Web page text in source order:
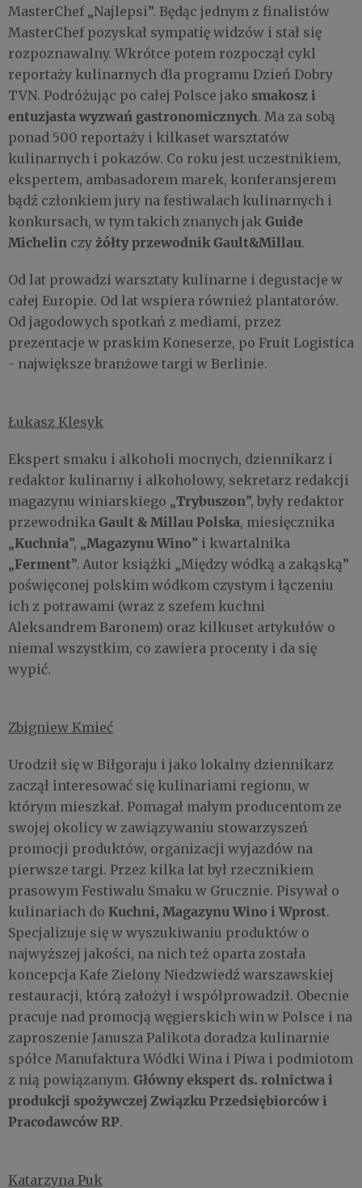
MasterChef „Najlepsi”. Będąc jednym z finalistów
MasterChef pozyskał sympatię widzów i stał się
rozpoznawalny. Wkrótce potem rozpoczął cykl
reportaży kulinarnych dla programu Dzień Dobry
TVN. Podróżując po całej Polsce jako smakosz i
entuzjasta wyzwań gastronomicznych. Ma za sobą
ponad 500 reportaży i kilkaset warsztatów
kulinarnych i pokazów. Co roku jest uczestnikiem,
ekspertem, ambasadorem marek, konferansjerem
bądź członkiem jury na festiwalach kulinarnych i
konkursach, w tym takich znanych jak Guide
Michelin czy żółty przewodnik Gault&Millau.
Od lat prowadzi warsztaty kulinarne i degustacje w
całej Europie. Od lat wspiera również plantatorów.
Od jagodowych spotkań z mediami, przez
prezentacje w praskim Koneserze, po Fruit Logistica
- największe branżowe targi w Berlinie.
Łukasz Klesyk
Ekspert smaku i alkoholi mocnych, dziennikarz i
redaktor kulinarny i alkoholowy, sekretarz redakcji
magazynu winiarskiego „Trybus​zon”, były redaktor
przewodnika Gault & Millau Polska, miesięcznika
„Kuchnia”, „Magazynu Wino” i kwartalnika
„Ferment”. Autor książki „Między wódką a zakąską”
poświęconej polskim wódkom czystym i łączeniu
ich z potrawami (wraz z szefem kuchni
Aleksandrem Baronem) oraz kilkuset artykułów o
niemal wszystkim, co zawiera procenty i da się
wypić.
Zbigniew Kmieć
Urodził się w Biłgoraju i jako lokalny dziennikarz
zaczął interesować się kulinariami regionu, w
którym mieszkał. Pomagał małym producentom ze
swojej okolicy w zawiązywaniu stowarzyszeń
promocji produktów, organizacji wyjazdów na
pierwsze targi. Przez kilka lat był rzecznikiem
prasowym Festiwalu Smaku w Grucznie. Pisywał o
kulinariach do Kuchni, Magazynu Wino i Wprost.
Specjalizuje się w wyszukiwaniu produktów o
najwyższej jakości, na nich też oparta została
koncepcja Kafe Zielony Niedzwiedź warszawskiej
restauracji, którą założył i współprowadził. Obecnie
pracuje nad promocją węgierskich win w Polsce i na
zaproszenie Janusza Palikota doradza kulinarnie
spółce Manufaktura Wódki Wina i Piwa i podmiotom
z nią powiązanym. Główny ekspert ds. rolnictwa i
produkcji spożywczej Związku Przedsiębiorców i
Pracodawców RP.
Katarzyna Puk